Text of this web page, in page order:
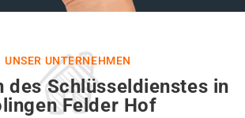
UNSER UNTERNEHMEN
des Schlüsseldienstes in
Felder Hof